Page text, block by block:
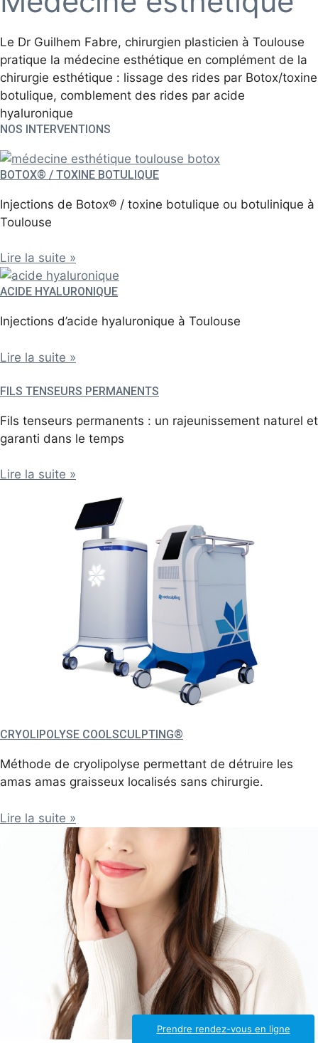
Le Dr Guilhem Fabre, chirurgien plasticien à Toulouse
pratique la médecine esthétique en complément de la
chirurgie esthétique : lissage des rides par Botox/toxine
botulique, comblement des rides par acide
hyaluronique
NOS INTERVENTIONS
BOTOX® / TOXINE BOTULIQUE
Injections de Botox® / toxine botulique ou botulinique à
Toulouse
Lire la suite »
ACIDE HYALURONIQUE
Injections d’acide hyaluronique à Toulouse
Lire la suite »
FILS TENSEURS PERMANENTS
Fils tenseurs permanents : un rajeunissement naturel et
garanti dans le temps
Lire la suite »
CRYOLIPOLYSE COOLSCULPTING®
Méthode de cryolipolyse permettant de détruire les
amas amas graisseux localisés sans chirurgie.
Lire la suite »
Prendre rendez-vous en ligne